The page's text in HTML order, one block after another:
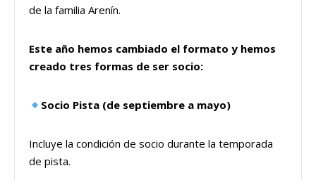
de la familia Arenín.
Este año hemos cambiado el formato y hemos
creado tres formas de ser socio:
Socio Pista (de septiembre a mayo)
Incluye la condición de socio durante la temporada
de pista.